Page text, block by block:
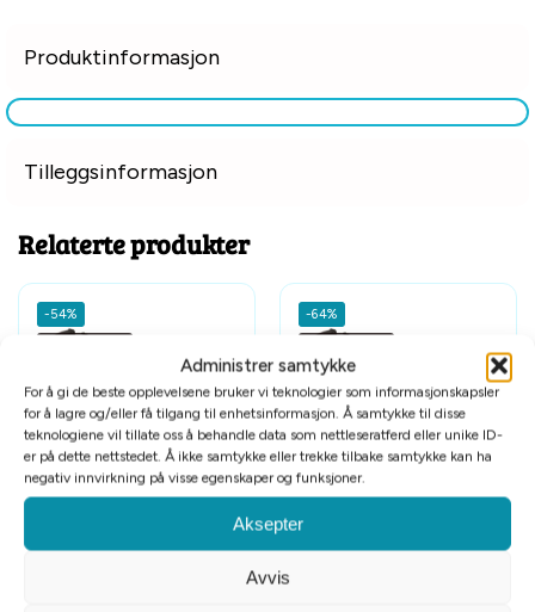
Administrer samtykke
For å gi de beste opplevelsene bruker vi teknologier som informasjonskapsler
for å lagre og/eller få tilgang til enhetsinformasjon. Å samtykke til disse
teknologiene vil tillate oss å behandle data som nettleseratferd eller unike ID-
er på dette nettstedet. Å ikke samtykke eller trekke tilbake samtykke kan ha
negativ innvirkning på visse egenskaper og funksjoner.
Aksepter
Avvis
Produktinformasjon
Tilleggsinformasjon
Relaterte produkter
-54%
Hundedekken Explore Vinter
kr659 kr300
-64%
Hundedekken Explore Vinter
kr839 kr300